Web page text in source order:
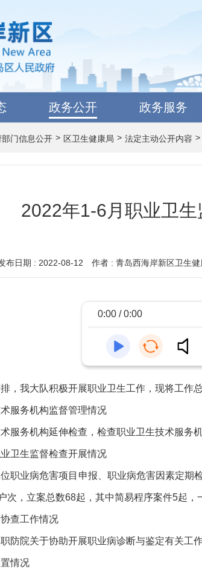
政务公开 政务服务
部门信息公开 > 区卫生健康局 > 法定主动公开内容 >
2022年1-6月职业卫
布日期 : 2022-08-12 作者 : 青岛西海岸新区卫生健
0:00 / 0:00
，我大队积极开展职业卫生工作，现将工作总
服务机构监督管理情况
服务机构延伸检查，检查职业卫生技术服务
卫生监督检查开展情况
职业病危害项目申报、职业病危害因素定期
次，立案总数68起，其中简易程序案件5起，
查工作情况
防院关于协助开展职业病诊断与鉴定有关工
情况